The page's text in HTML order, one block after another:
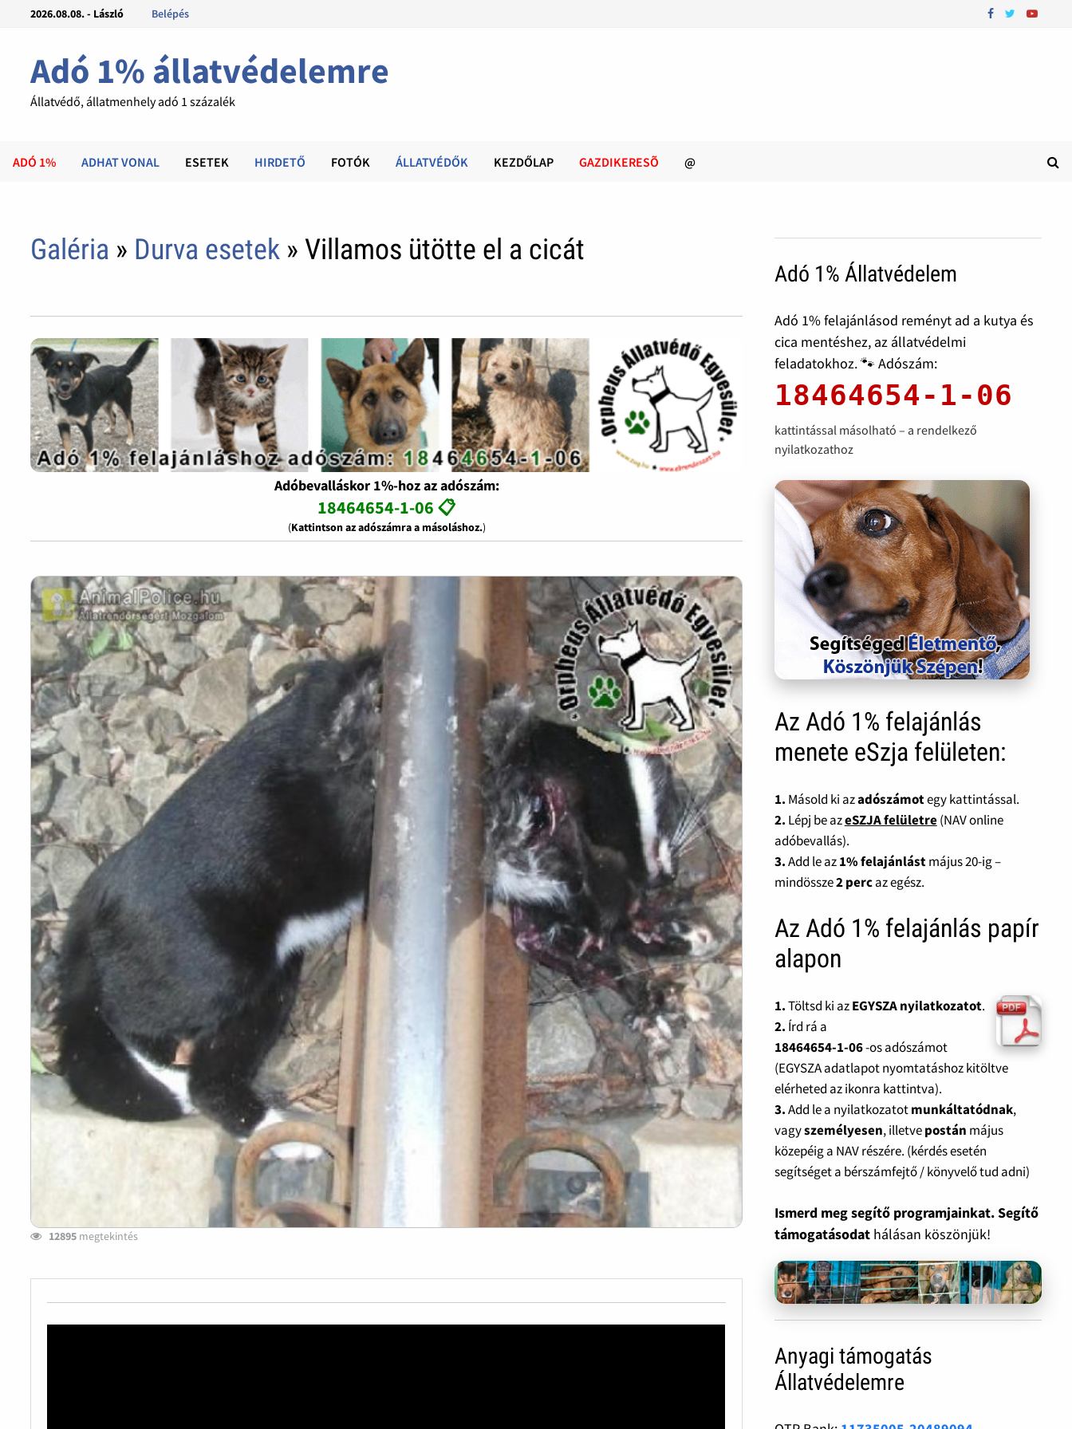
2026.08.08. - László Belépés
Adó 1% állatvédelemre
Állatvédő, állatmenhely adó 1 százalék
ADÓ 1% ADHAT VONAL ESETEK HIRDETŐ FOTÓK ÁLLATVÉDŐK KEZDŐLAP GAZDIKERESÕ @
Galéria » Durva esetek » Villamos ütötte el a cicát
Adóbevalláskor 1%-hoz az adószám:
18464654-1-06 📋
(Kattintson az adószámra a másoláshoz.)
12895 megtekintés
Adó 1% Állatvédelem
Adó 1% felajánlásod reményt ad a kutya és
cica mentéshez, az állatvédelmi
feladatokhoz. 🐾 Adószám:
18464654-1-06
kattintással másolható – a rendelkező
nyilatkozathoz
Az Adó 1% felajánlás
menete eSzja felületen:
1. Másold ki azadószámotegy kattintással.
2. Lépj be azeSZJA felületre(NAV online
adóbevallás).
3.Add le az1% felajánlástmájus 20-ig –
mindössze2 percaz egész.
Az Adó 1% felajánlás papír
alapon
1.Töltsd ki azEGYSZA nyilatkozatot.
2. Írd rá a
18464654-1-06-os adószámot
(EGYSZA adatlapot nyomtatáshoz kitöltve
elérheted az ikonra kattintva).
3.Add le a nyilatkozatotmunkáltatódnak,
vagyszemélyesen, illetvepostán május
közepéig a NAV részére. (kérdés esetén
segítséget a bérszámfejtő / könyvelő tud adni)
Ismerd meg segítő programjainkat. Segítő
támogatásodat hálásan köszönjük!
Anyagi támogatás
Állatvédelemre